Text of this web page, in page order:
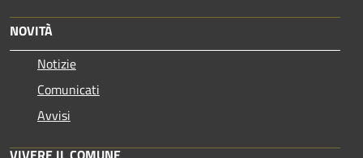
NOVITÀ
Notizie
Comunicati
Avvisi